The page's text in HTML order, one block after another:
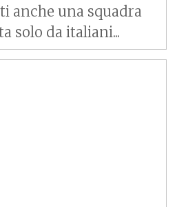
anche una squadra
solo da italiani...